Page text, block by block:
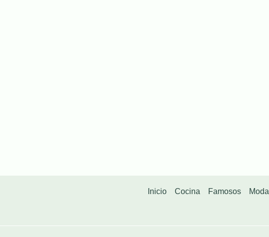
Inicio Cocina Famosos Moda